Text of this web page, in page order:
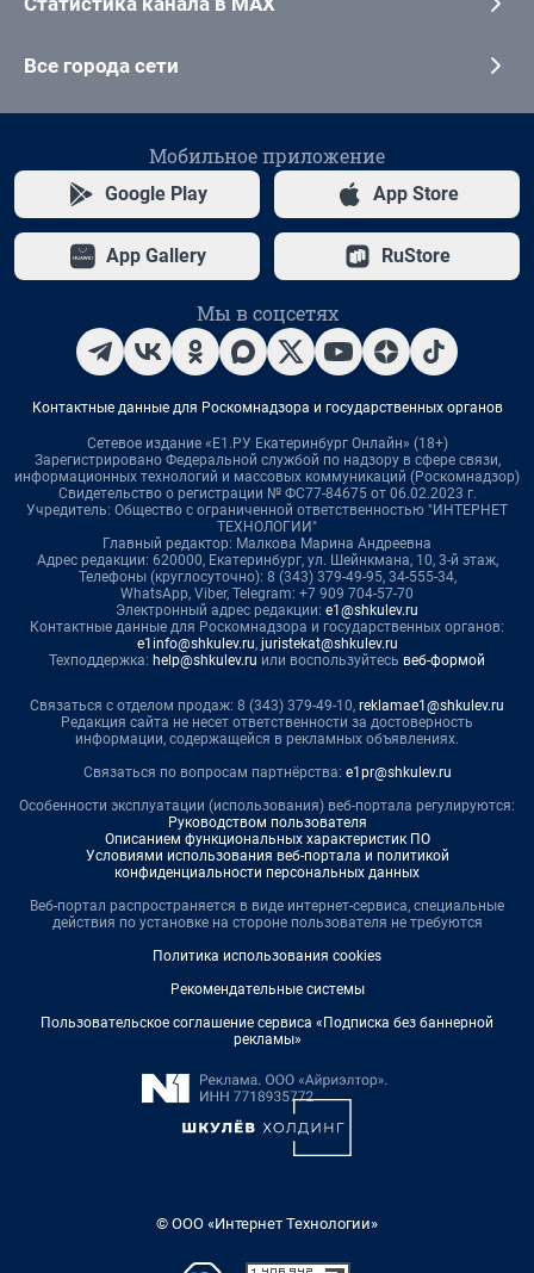
Все города сети
Мобильное приложение
Google Play App Store
App Gallery RuStore
Мы в соцсетях
Контактные данные для Роскомнадзора и государственных органов
Сетевое издание «Е1.РУ Екатеринбург Онлайн» (18+)
Зарегистрировано Федеральной службой по надзору в сфере связи,
информационных технологий и массовых коммуникаций (Роскомнадзор)
Свидетельство о регистрации № ФС77-84675 от 06.02.2023 г.
Учредитель: Общество с ограниченной ответственностью "ИНТЕРНЕТ
ТЕХНОЛОГИИ"
Главный редактор: Малкова Марина Андреевна
Адрес редакции: 620000, Екатеринбург, ул. Шейнкмана, 10, 3-й этаж,
Телефоны (круглосуточно): 8 (343) 379-49-95, 34-555-34,
WhatsApp, Viber, Telegram: +7 909 704-57-70
Электронный адрес редакции: e1@shkulev.ru
Контактные данные для Роскомнадзора и государственных органов:
e1info@shkulev.ru, juristekat@shkulev.ru
Техподдержка: help@shkulev.ru или воспользуйтесь веб-формой
Связаться с отделом продаж: 8 (343) 379-49-10, reklamae1@shkulev.ru
Редакция сайта не несет ответственности за достоверность
информации, содержащейся в рекламных объявлениях.
Связаться по вопросам партнёрства: e1pr@shkulev.ru
Особенности эксплуатации (использования) веб-портала регулируются:
Руководством пользователя
Описанием функциональных характеристик ПО
Условиями использования веб-портала и политикой
конфиденциальности персональных данных
Веб-портал распространяется в виде интернет-сервиса, специальные
действия по установке на стороне пользователя не требуются
Политика использования cookies
Рекомендательные системы
Пользовательское соглашение сервиса «Подписка без баннерной
рекламы»
© ООО «Интернет Технологии»